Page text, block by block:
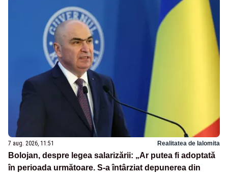
7 aug. 2026, 11:51 Realitatea de Ialomita
Bolojan, despre legea salarizării: „Ar putea fi adoptată
în perioada următoare. S-a întârziat depunerea din